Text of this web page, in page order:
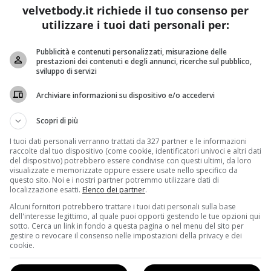
sono i glutei. Chi non desidera un lato B più alto e
continuità e criterio, in palestra o a casa
(LEGGI
è perché si sbaglia qualcosa: credere di essersi
ci si può sentire esausti ma al tempo stesso aver
della donna è diverso rispetto a quello dell’uomo
.
il volume della propria massa muscolare. Questo
considerare chela quantità di ormoni anabolici
cresce di volume mentre quello femminile non lo fa.
migliori sono squat, affondi e flessioni dietro della
velvetbody.it richiede il tuo consenso per
utilizzare i tuoi dati personali per:
Pubblicità e contenuti personalizzati, misurazione delle
prestazioni dei contenuti e degli annunci, ricerche sul pubblico,
sviluppo di servizi
Archiviare informazioni su dispositivo e/o accedervi
Scopri di più
I tuoi dati personali verranno trattati da 327 partner e le informazioni
raccolte dal tuo dispositivo (come cookie, identificatori univoci e altri dati
del dispositivo) potrebbero essere condivise con questi ultimi, da loro
visualizzate e memorizzate oppure essere usate nello specifico da
questo sito. Noi e i nostri partner potremmo utilizzare dati di
localizzazione esatti. Elenco dei partner.
Alcuni fornitori potrebbero trattare i tuoi dati personali sulla base
dell'interesse legittimo, al quale puoi opporti gestendo le tue opzioni qui
sotto. Cerca un link in fondo a questa pagina o nel menu del sito per
gestire o revocare il consenso nelle impostazioni della privacy e dei
cookie.